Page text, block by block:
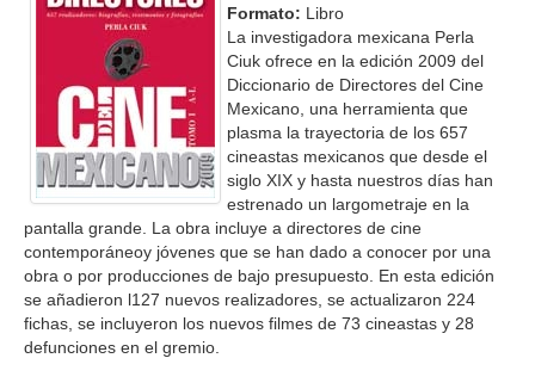
Formato: Libro
La investigadora mexicana Perla
Ciuk ofrece en la edición 2009 del
Diccionario de Directores del Cine
Mexicano, una herramienta que
plasma la trayectoria de los 657
cineastas mexicanos que desde el
siglo XIX y hasta nuestros días han
estrenado un largometraje en la
pantalla grande. La obra incluye a directores de cine
contemporáneoy jóvenes que se han dado a conocer por una
obra o por producciones de bajo presupuesto. En esta edición
se añadieron l127 nuevos realizadores, se actualizaron 224
fichas, se incluyeron los nuevos filmes de 73 cineastas y 28
defunciones en el gremio.